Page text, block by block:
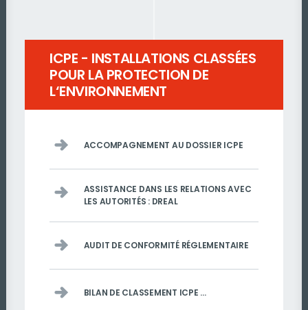
ICPE - INSTALLATIONS CLASSÉES
POUR LA PROTECTION DE
L‘ENVIRONNEMENT
ACCOMPAGNEMENT AU DOSSIER ICPE
ASSISTANCE DANS LES RELATIONS AVEC
LES AUTORITÉS : DREAL
AUDIT DE CONFORMITÉ RÉGLEMENTAIRE
BILAN DE CLASSEMENT ICPE …